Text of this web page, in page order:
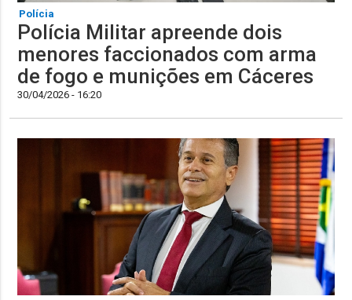
Polícia
Polícia Militar apreende dois
menores faccionados com arma
de fogo e munições em Cáceres
30/04/2026 - 16:20